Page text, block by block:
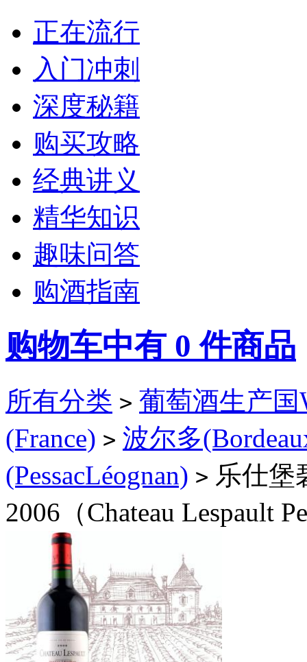
正在流行
入门冲刺
深度秘籍
购买攻略
经典讲义
精华知识
趣味问答
购酒指南
购物车中有 0 件商品
所有分类 > 葡萄酒生产国
(France) > 波尔多
(PessacLéognan) > 乐仕堡
2006（Chateau Lespault